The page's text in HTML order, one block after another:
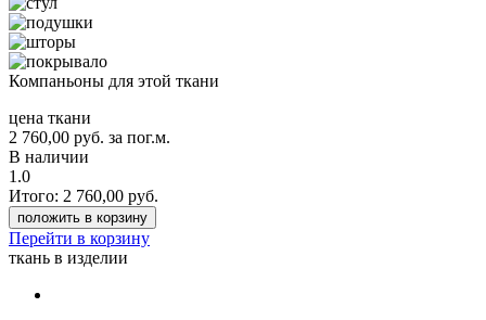
Компаньоны для этой ткани
цена ткани
2 760,00 руб. за пог.м.
В наличии
1.0
Итого: 2 760,00 руб.
положить в корзину
Перейти в корзину
ткань в изделии